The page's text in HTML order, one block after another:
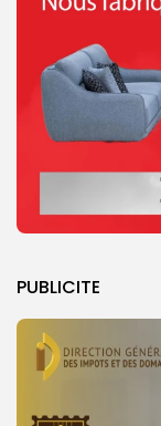
PUBLICITE